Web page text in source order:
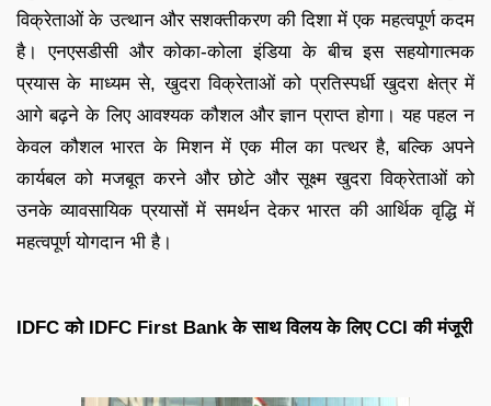
विक्रेताओं के उत्थान और सशक्तीकरण की दिशा में एक महत्वपूर्ण कदम
है। एनएसडीसी और कोका-कोला इंडिया के बीच इस सहयोगात्मक
प्रयास के माध्यम से, खुदरा विक्रेताओं को प्रतिस्पर्धी खुदरा क्षेत्र में
आगे बढ़ने के लिए आवश्यक कौशल और ज्ञान प्राप्त होगा। यह पहल न
केवल कौशल भारत के मिशन में एक मील का पत्थर है, बल्कि अपने
कार्यबल को मजबूत करने और छोटे और सूक्ष्म खुदरा विक्रेताओं को
उनके व्यावसायिक प्रयासों में समर्थन देकर भारत की आर्थिक वृद्धि में
महत्वपूर्ण योगदान भी है।
IDFC को IDFC First Bank के साथ विलय के लिए CCI की मंजूरी